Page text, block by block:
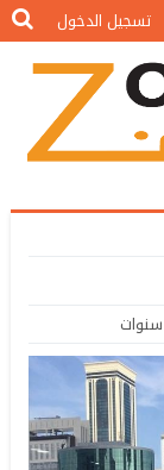
تسجيل الدخول